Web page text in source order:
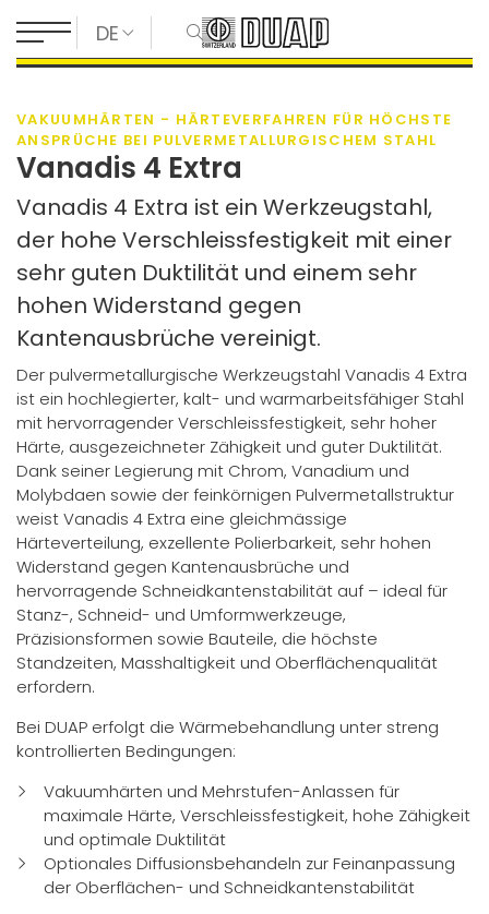
DE
VAKUUMHÄRTEN - HÄRTEVERFAHREN FÜR HÖCHSTE
ANSPRÜCHE BEI PULVERMETALLURGISCHEM STAHL
Vanadis 4 Extra
Vanadis 4 Extra ist ein Werkzeugstahl,
der hohe Verschleissfestigkeit mit einer
sehr guten Duktilität und einem sehr
hohen Widerstand gegen
Kantenausbrüche vereinigt.
Der pulvermetallurgische Werkzeugstahl Vanadis 4 Extra
ist ein hochlegierter, kalt- und warmarbeitsfähiger Stahl
mit hervorragender Verschleissfestigkeit, sehr hoher
Härte, ausgezeichneter Zähigkeit und guter Duktilität.
Dank seiner Legierung mit Chrom, Vanadium und
Molybdaen sowie der feinkörnigen Pulvermetallstruktur
weist Vanadis 4 Extra eine gleichmässige
Härteverteilung, exzellente Polierbarkeit, sehr hohen
Widerstand gegen Kantenausbrüche und
hervorragende Schneidkantenstabilität auf – ideal für
Stanz-, Schneid- und Umformwerkzeuge,
Präzisionsformen sowie Bauteile, die höchste
Standzeiten, Masshaltigkeit und Oberflächenqualität
erfordern.
Bei DUAP erfolgt die Wärmebehandlung unter streng
kontrollierten Bedingungen:
Vakuumhärten und Mehrstufen-Anlassen für
maximale Härte, Verschleissfestigkeit, hohe Zähigkeit
und optimale Duktilität
Optionales Diffusionsbehandeln zur Feinanpassung
der Oberflächen- und Schneidkantenstabilität